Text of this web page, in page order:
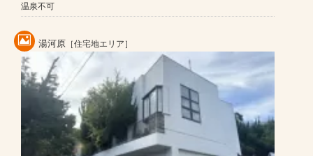
温泉不可
湯河原 ［住宅地エリア］